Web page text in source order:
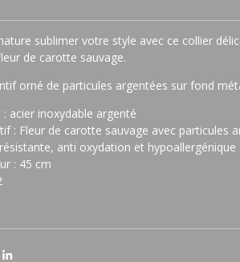
sublimer votre style avec ce collier
de carotte sauvage.
orné de particules argentées sur fond
: acier inoxydable argenté
: Fleur de carotte sauvage avec particules
anti oxydation et hypoallergénique
: 45 cm